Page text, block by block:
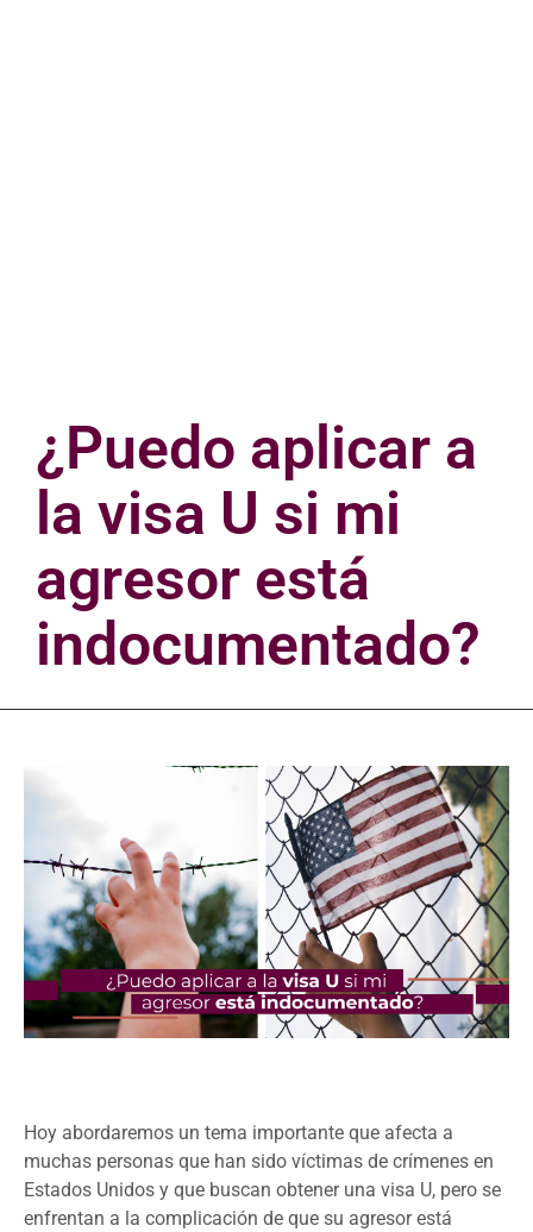
¿Puedo aplicar a
la visa U si mi
agresor está
indocumentado?
Hoy abordaremos un tema importante que afecta a
muchas personas que han sido víctimas de crímenes en
Estados Unidos y que buscan obtener una visa U, pero se
enfrentan a la complicación de que su agresor está